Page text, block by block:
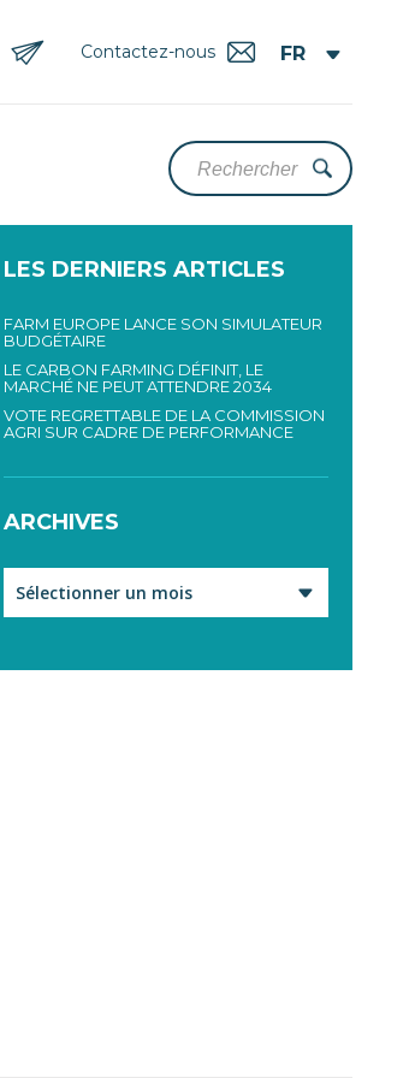
Contactez-nous
LES DERNIERS ARTICLES
FARM EUROPE LANCE SON SIMULATEUR
BUDGÉTAIRE
LE CARBON FARMING DÉFINIT, LE
MARCHÉ NE PEUT ATTENDRE 2034
VOTE REGRETTABLE DE LA COMMISSION
AGRI SUR CADRE DE PERFORMANCE
ARCHIVES